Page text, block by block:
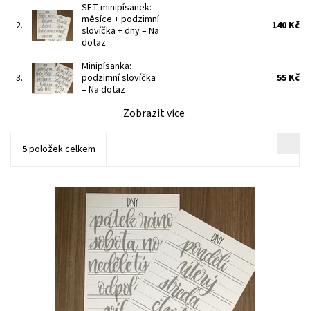
2.
SET minipísanek:
měsíce + podzimní
slovíčka + dny–Na
dotaz
140 Kč
3.
Minipísanka:
podzimní slovíčka
–Na dotaz
55 Kč
Zobrazit více
5položek celkem
Minipísanka obsahuje 14 slovíček na procvičení.
Na dotaz
1329